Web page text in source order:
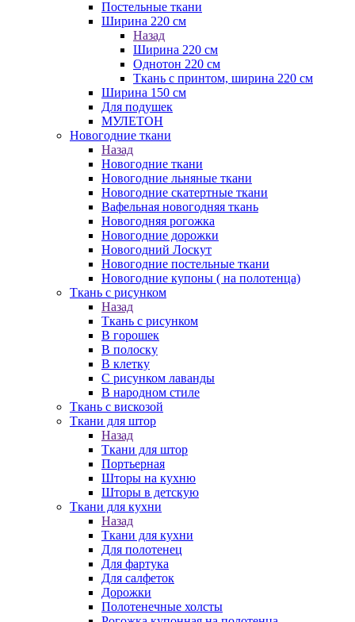
Постельные ткани
Ширина 220 см
Назад
Ширина 220 см
Однотон 220 см
Ткань с принтом, ширина 220 см
Ширина 150 см
Для подушек
МУЛЕТОН
Новогодние ткани
Назад
Новогодние ткани
Новогодние льняные ткани
Новогодние скатертные ткани
Вафельная новогодняя ткань
Новогодняя рогожка
Новогодние дорожки
Новогодний Лоскут
Новогодние постельные ткани
Новогодние купоны ( на полотенца)
Ткань с рисунком
Назад
Ткань с рисунком
В горошек
В полоску
В клетку
С рисунком лаванды
В народном стиле
Ткань с вискозой
Ткани для штор
Назад
Ткани для штор
Портьерная
Шторы на кухню
Шторы в детскую
Ткани для кухни
Назад
Ткани для кухни
Для полотенец
Для фартука
Для салфеток
Дорожки
Полотенечные холсты